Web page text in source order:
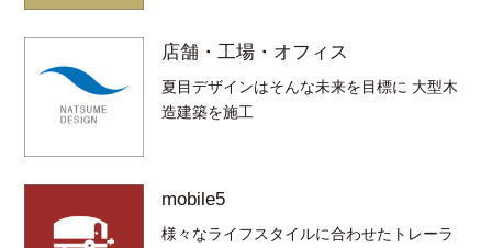
店舗・工場・オフィス
夏目デザインはそんな未来を目標に 大型木
造建築を施工
mobile5
様々なライフスタイルに合わせたトレーラ